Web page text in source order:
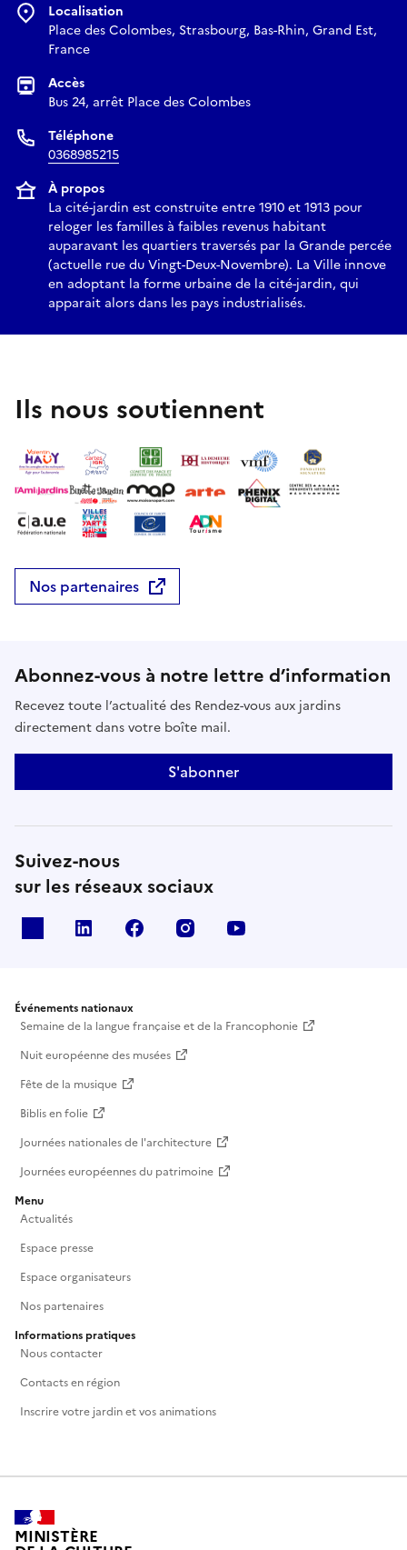
Localisation
Place des Colombes, Strasbourg, Bas-Rhin, Grand Est,
France
Accès
Bus 24, arrêt Place des Colombes
Téléphone
0368985215
À propos
La cité-jardin est construite entre 1910 et 1913 pour
reloger les familles à faibles revenus habitant
auparavant les quartiers traversés par la Grande percée
(actuelle rue du Vingt-Deux-Novembre). La Ville innove
en adoptant la forme urbaine de la cité-jardin, qui
apparait alors dans les pays industrialisés.
Ils nous soutiennent
Nos partenaires
Abonnez-vous à notre lettre d’information
Recevez toute l’actualité des Rendez-vous aux jardins
directement dans votre boîte mail.
S'abonner
Suivez-nous
sur les réseaux sociaux
Linkedin Facebook Instagram
Événements nationaux
Semaine de la langue française et de la Francophonie
Nuit européenne des musées
Fête de la musique
Biblis en folie
Journées nationales de l'architecture
Journées européennes du patrimoine
Menu
Actualités
Espace presse
Espace organisateurs
Nos partenaires
Informations pratiques
Nous contacter
Contacts en région
Inscrire votre jardin et vos animations
MINISTÈRE